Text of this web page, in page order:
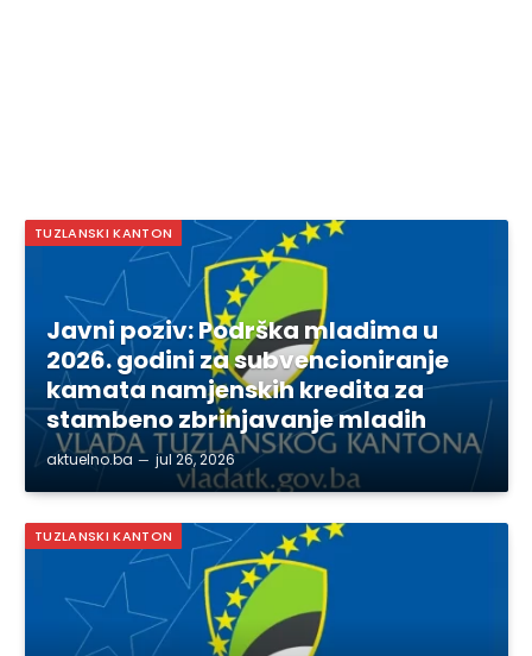
TUZLANSKI KANTON
Javni poziv: Podrška mladima u
2026. godini za subvencioniranje
kamata namjenskih kredita za
stambeno zbrinjavanje mladih
aktuelno.ba jul 26, 2026
TUZLANSKI KANTON